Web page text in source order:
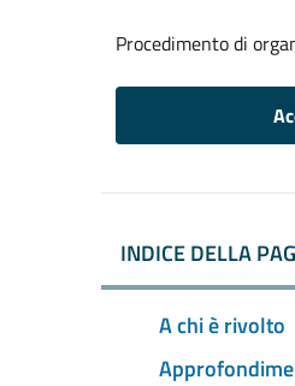
Procedimento di
INDICE DELLA
A chi è rivolto